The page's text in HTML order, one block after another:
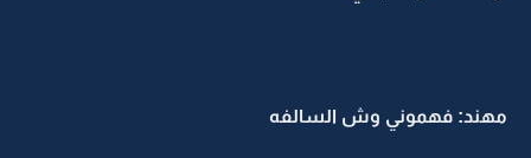
مهند: فهموني وش السالفه